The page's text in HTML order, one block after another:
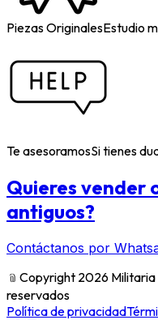
Piezas OriginalesEstudio
Te asesoramosSi tienes
Quieres vender
antiguos?
Contáctanos por
﹫ Copyright 2026 Militaria
reservados
Política de privacidad